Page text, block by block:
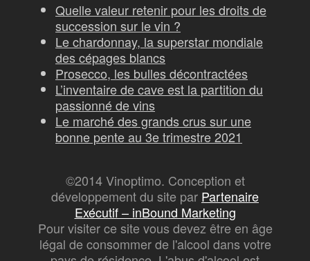
Quelle valeur retenir pour les droits de
succession sur le vin ?
Le chardonnay, la superstar mondiale
des cépages blancs
Prosecco, les bulles décontractées
L’inventaire de cave est la partition du
passionné de vins
Le marché des grands crus sur une
bonne pente au 3e trimestre 2021
©2014 Vinoptimo. Conception et
développement du site par Partenaire
Exécutif – inBound Marketing
Pour visiter ce site vous devez être en âge
légal de consommer de l'alcool dans votre